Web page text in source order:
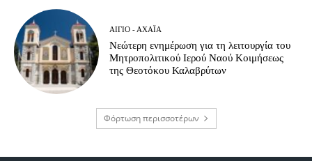
ΑΊΓΙΟ - ΑΧΑΪ́Α
Νεώτερη ενημέρωση για τη λειτουργία του
Μητροπολιτικού Ιερού Ναού Κοιμήσεως
της Θεοτόκου Καλαβρύτων
Φόρτωση περισσοτέρων